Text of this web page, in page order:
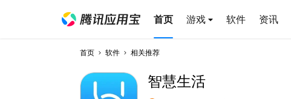
首页 游戏 软件 资讯
首页 软件 相关推荐
智慧生活